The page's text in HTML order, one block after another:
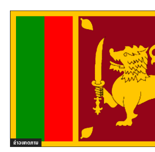
ຂ່າວເຫດການ